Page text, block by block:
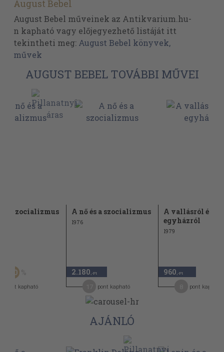
August Bebel
August Bebel műveinek az Antikvarium.hu-
n kapható vagy előjegyezhető listáját itt
tekintheti meg: August Bebel könyvek,
művek
AUGUST BEBEL TOVÁBBI MŰVEI
a szocializmus
30
pont kapható
A nő és a szocializmus
1976
2.180 ,-Ft
pont kapható
A vallásról és az
egyházról
1979
960 ,-Ft
pont kapható
AJÁNLÓ